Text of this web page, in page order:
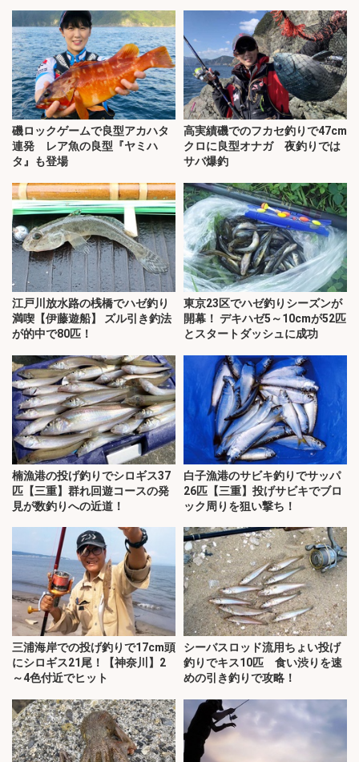
磯ロックゲームで良型アカハタ
連発 レア魚の良型『ヤミハ
タ』も登場
高実績磯でのフカセ釣りで47cm
クロに良型オナガ 夜釣りでは
サバ爆釣
江戸川放水路の桟橋でハゼ釣り
満喫【伊藤遊船】 ズル引き釣法
が的中で80匹！
東京23区でハゼ釣りシーズンが
開幕！ デキハゼ5～10cmが52匹
とスタートダッシュに成功
楠漁港の投げ釣りでシロギス37
匹【三重】群れ回遊コースの発
見が数釣りへの近道！
白子漁港のサビキ釣りでサッパ
26匹【三重】投げサビキでブロ
ック周りを狙い撃ち！
三浦海岸での投げ釣りで17cm頭
にシロギス21尾！【神奈川】2
～4色付近でヒット
シーバスロッド流用ちょい投げ
釣りでキス10匹 食い渋りを速
めの引き釣りで攻略！